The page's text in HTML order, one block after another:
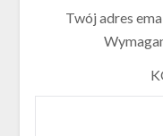
Twój adres